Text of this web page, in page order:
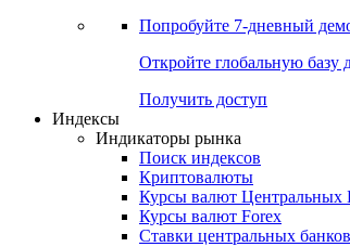
Попробуйте 7-дневный
Откройте глобальную базу
Получить доступ
Индексы
Индикаторы рынка
Поиск индексов
Криптовалюты
Курсы валют Центральных
Курсы валют Forex
Ставки центральных банков